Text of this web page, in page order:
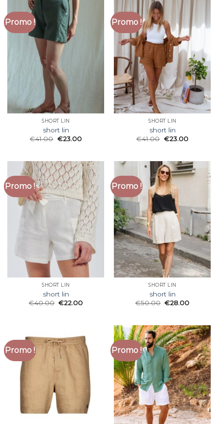
Promo !
SHORT LIN
short lin
€41.00 €23.00
Promo !
SHORT LIN
short lin
€41.00 €23.00
Promo !
SHORT LIN
short lin
€40.00 €22.00
Promo !
SHORT LIN
short lin
€50.00 €28.00
Promo ! Promo !